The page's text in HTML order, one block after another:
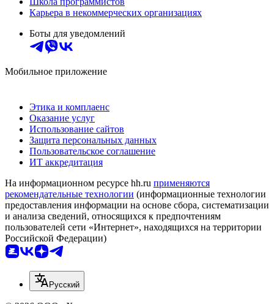
Карьера в некоммерческих организациях
Боты для уведомлений
Мобильное приложение
Этика и комплаенс
Оказание услуг
Использование сайтов
Защита персональных данных
Пользовательское соглашение
ИТ аккредитация
На информационном ресурсе hh.ru применяются
рекомендательные технологии (информационные технологии
предоставления информации на основе сбора, систематизации
и анализа сведений, относящихся к предпочтениям
пользователей сети «Интернет», находящихся на территории
Российской Федерации)
Русский